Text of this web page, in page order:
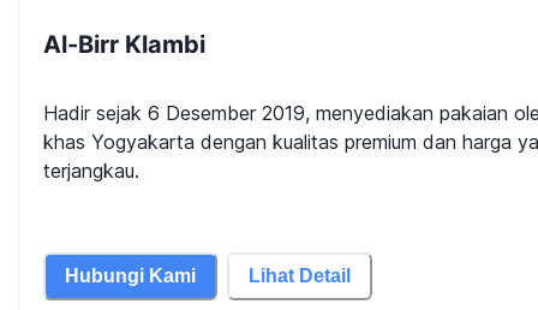
Al-Birr Klambi
Hadir sejak 6 Desember 2019, menyediakan pakaian
khas Yogyakarta dengan kualitas premium dan harga
terjangkau.
Hubungi Kami Lihat Detail